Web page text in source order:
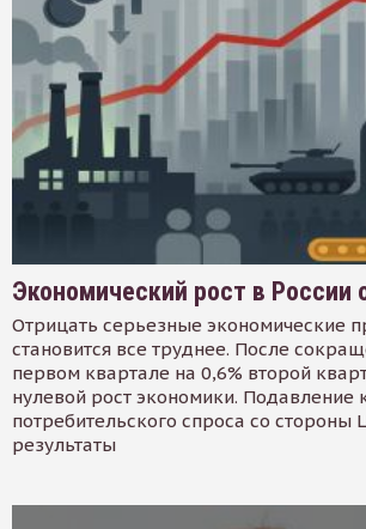
Экономический рост в России
Отрицать серьезные экономические
становится все труднее. После
первом квартале на 0,6% второй
нулевой рост экономики. Подавление
потребительского спроса со стороны
результаты